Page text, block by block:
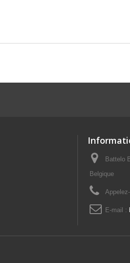
Battelo
Belgique
E-mail :